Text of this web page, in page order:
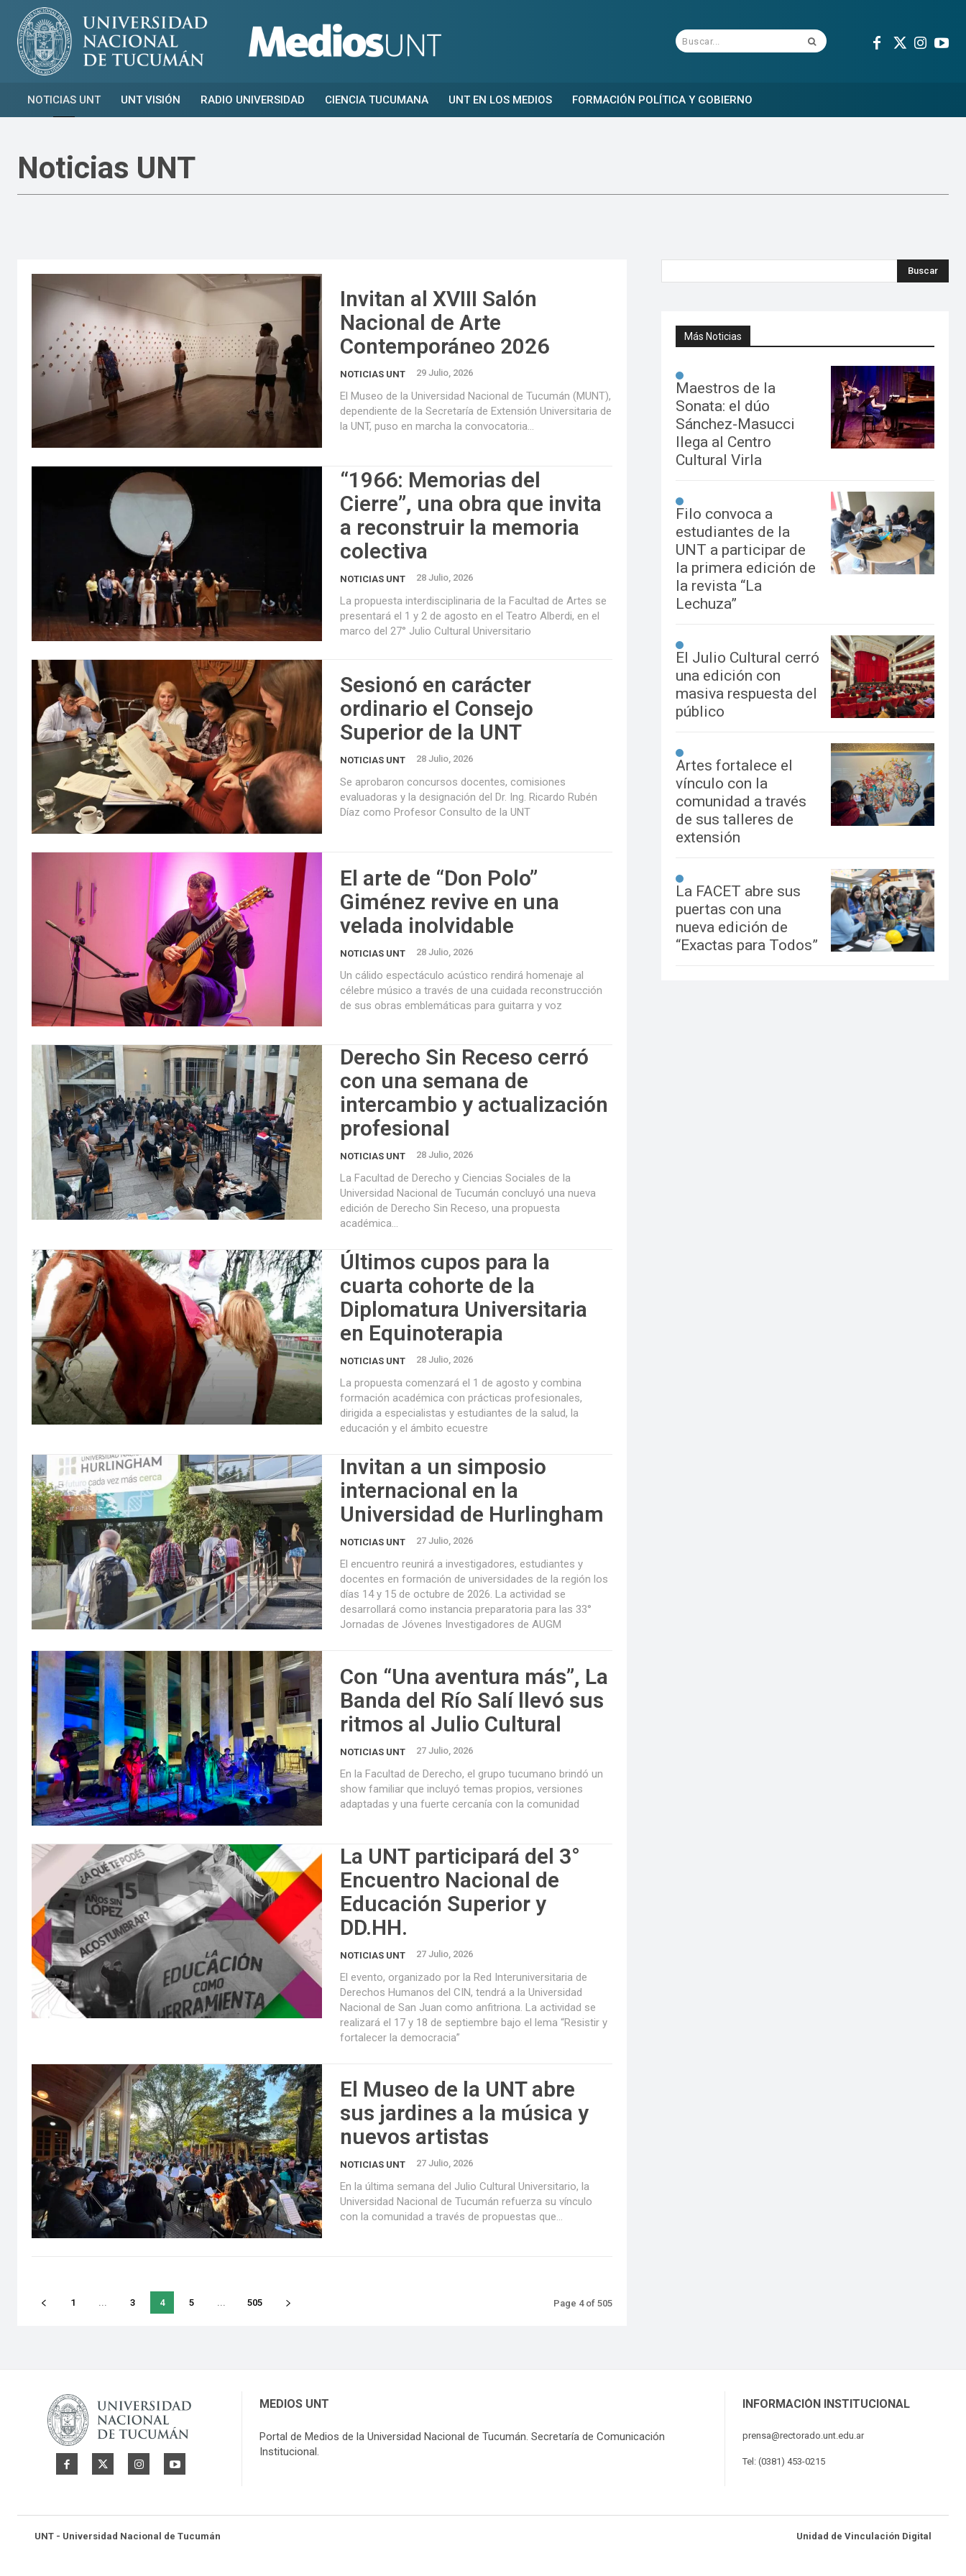
Buscar...
NOTICIAS UNT UNT VISIÓN RADIO UNIVERSIDAD CIENCIA TUCUMANA UNT EN LOS MEDIOS FORMACIÓN POLÍTICA Y GOBIERNO
Noticias UNT
Invitan al XVIII Salón
Nacional de Arte
Contemporáneo 2026
NOTICIAS UNT 29 Julio, 2026
El Museo de la Universidad Nacional de Tucumán (MUNT),
dependiente de la Secretaría de Extensión Universitaria de
la UNT, puso en marcha la convocatoria...
“1966: Memorias del
Cierre”, una obra que invita
a reconstruir la memoria
colectiva
NOTICIAS UNT 28 Julio, 2026
La propuesta interdisciplinaria de la Facultad de Artes se
presentará el 1 y 2 de agosto en el Teatro Alberdi, en el
marco del 27° Julio Cultural Universitario
Sesionó en carácter
ordinario el Consejo
Superior de la UNT
NOTICIAS UNT 28 Julio, 2026
Se aprobaron concursos docentes, comisiones
evaluadoras y la designación del Dr. Ing. Ricardo Rubén
Díaz como Profesor Consulto de la UNT
El arte de “Don Polo”
Giménez revive en una
velada inolvidable
NOTICIAS UNT 28 Julio, 2026
Un cálido espectáculo acústico rendirá homenaje al
célebre músico a través de una cuidada reconstrucción
de sus obras emblemáticas para guitarra y voz
Derecho Sin Receso cerró
con una semana de
intercambio y actualización
profesional
NOTICIAS UNT 28 Julio, 2026
La Facultad de Derecho y Ciencias Sociales de la
Universidad Nacional de Tucumán concluyó una nueva
edición de Derecho Sin Receso, una propuesta
académica...
Últimos cupos para la
cuarta cohorte de la
Diplomatura Universitaria
en Equinoterapia
NOTICIAS UNT 28 Julio, 2026
La propuesta comenzará el 1 de agosto y combina
formación académica con prácticas profesionales,
dirigida a especialistas y estudiantes de la salud, la
educación y el ámbito ecuestre
Invitan a un simposio
internacional en la
Universidad de Hurlingham
NOTICIAS UNT 27 Julio, 2026
El encuentro reunirá a investigadores, estudiantes y
docentes en formación de universidades de la región los
días 14 y 15 de octubre de 2026. La actividad se
desarrollará como instancia preparatoria para las 33°
Jornadas de Jóvenes Investigadores de AUGM
Con “Una aventura más”, La
Banda del Río Salí llevó sus
ritmos al Julio Cultural
NOTICIAS UNT 27 Julio, 2026
En la Facultad de Derecho, el grupo tucumano brindó un
show familiar que incluyó temas propios, versiones
adaptadas y una fuerte cercanía con la comunidad
La UNT participará del 3°
Encuentro Nacional de
Educación Superior y
DD.HH.
NOTICIAS UNT 27 Julio, 2026
El evento, organizado por la Red Interuniversitaria de
Derechos Humanos del CIN, tendrá a la Universidad
Nacional de San Juan como anfitriona. La actividad se
realizará el 17 y 18 de septiembre bajo el lema “Resistir y
fortalecer la democracia”
El Museo de la UNT abre
sus jardines a la música y
nuevos artistas
NOTICIAS UNT 27 Julio, 2026
En la última semana del Julio Cultural Universitario, la
Universidad Nacional de Tucumán refuerza su vínculo
con la comunidad a través de propuestas que...
1 ... 3 4 5 ... 505 Page 4 of 505
Buscar
Más Noticias
Maestros de la
Sonata: el dúo
Sánchez-Masucci
llega al Centro
Cultural Virla
Filo convoca a
estudiantes de la
UNT a participar de
la primera edición de
la revista “La
Lechuza”
El Julio Cultural cerró
una edición con
masiva respuesta del
público
Artes fortalece el
vínculo con la
comunidad a través
de sus talleres de
extensión
La FACET abre sus
puertas con una
nueva edición de
“Exactas para Todos”
MEDIOS UNT
Portal de Medios de la Universidad Nacional de Tucumán. Secretaría de Comunicación
Institucional.
INFORMACIÓN INSTITUCIONAL
prensa@rectorado.unt.edu.ar
Tel: (0381) 453-0215
UNT - Universidad Nacional de Tucumán Unidad de Vinculación Digital